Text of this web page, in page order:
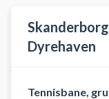
Dyrehaven
Tennisbane,